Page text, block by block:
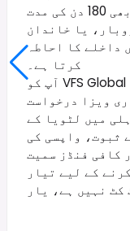
کہ ایک ہی ویزا مختصر قیام (کسی بھی 180 دن کی مدت
یا خاندان
داخلے کا احاطہ
کرتا ہے۔
آپ کو VFS Global کے ذریعے درخواست دینی ہوگی، جو
ویزا درخواست
میں لٹویا کے
ثبوت، واپسی کی
کافی فنڈز سمیت
کے لیے تیار